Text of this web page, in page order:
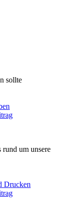
sollte
um unsere
Drucken